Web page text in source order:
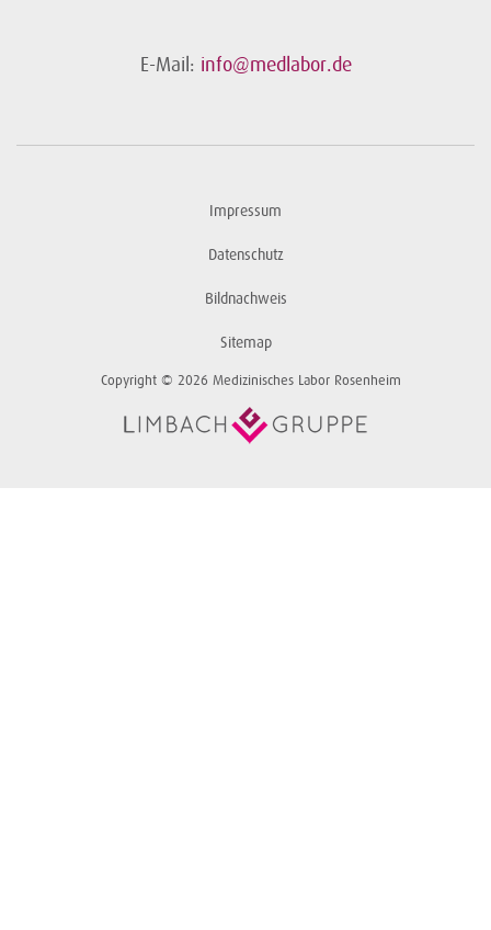
E-Mail: info@medlabor.de
Impressum
Datenschutz
Bildnachweis
Sitemap
Copyright © 2026 Medizinisches Labor Rosenheim